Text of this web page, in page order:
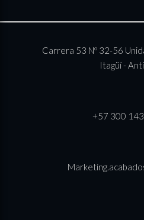
Carrera 53 Nº 32-56
Itagüí -
+57 300